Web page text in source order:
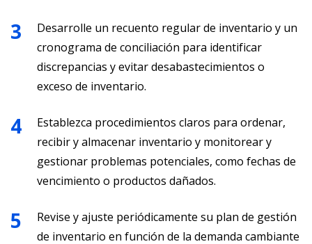
Desarrolle un recuento regular de inventario y un
cronograma de conciliación para identificar
discrepancias y evitar desabastecimientos o
exceso de inventario.
Establezca procedimientos claros para ordenar,
recibir y almacenar inventario y monitorear y
gestionar problemas potenciales, como fechas de
vencimiento o productos dañados.
Revise y ajuste periódicamente su plan de gestión
de inventario en función de la demanda cambiante